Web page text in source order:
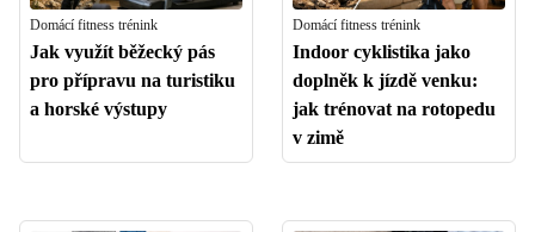
Domácí fitness trénink
Jak využít běžecký pás
pro přípravu na turistiku
a horské výstupy
Domácí fitness trénink
Indoor cyklistika jako
doplněk k jízdě venku:
jak trénovat na rotopedu
v zimě